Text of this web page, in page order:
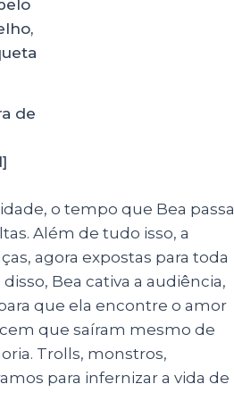
de
o tempo que Bea passa
Além de tudo isso, a
agora expostas para toda
Bea cativa a audiência,
que ela encontre o amor
que saíram mesmo de
Trolls, monstros,
para infernizar a vida de